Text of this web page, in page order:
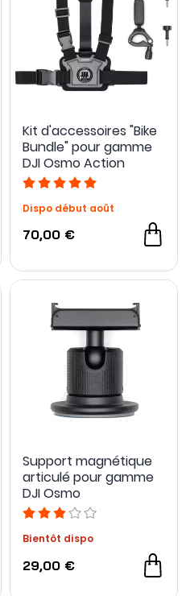
Kit d'accessoires "Bike
Bundle" pour gamme
DJI Osmo Action
Dispo début août
70,00 €
Support magnétique
articulé pour gamme
DJI Osmo
Bientôt dispo
29,00 €